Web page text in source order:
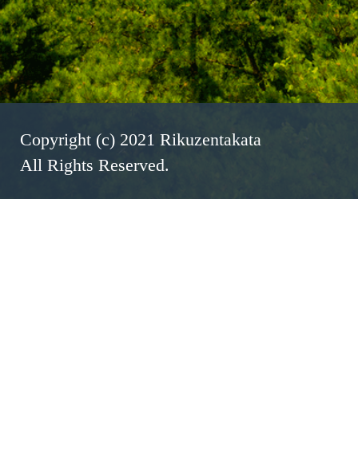
Copyright (c) 2021 Rikuzentakata
All Rights Reserved.